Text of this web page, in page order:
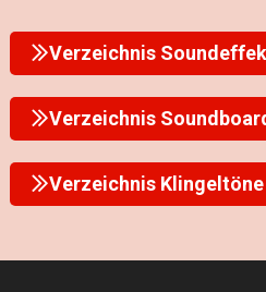
Verzeichnis
Verzeichnis
Verzeichnis